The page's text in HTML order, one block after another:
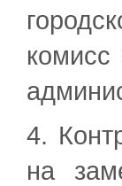
комисс
4.
на